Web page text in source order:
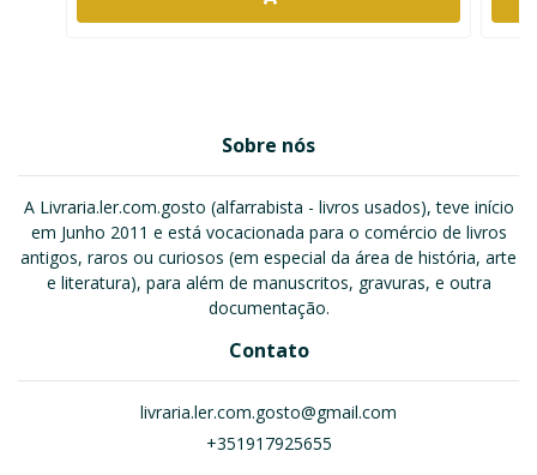
Sobre nós
A Livraria.ler.com.gosto (alfarrabista - livros usados), teve início
em Junho 2011 e está vocacionada para o comércio de livros
antigos, raros ou curiosos (em especial da área de história, arte
e literatura), para além de manuscritos, gravuras, e outra
documentação.
Contato
livraria.ler.com.gosto@gmail.com
+351917925655